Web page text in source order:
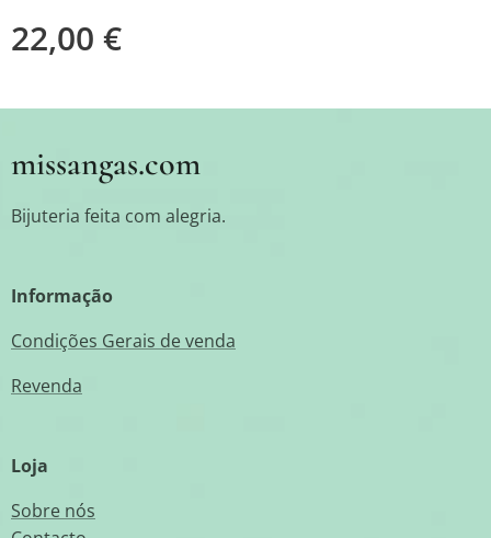
22,00 €
missangas.com
Bijuteria feita com alegria.
Informação
Condições Gerais de venda
Revenda
Loja
Sobre nós